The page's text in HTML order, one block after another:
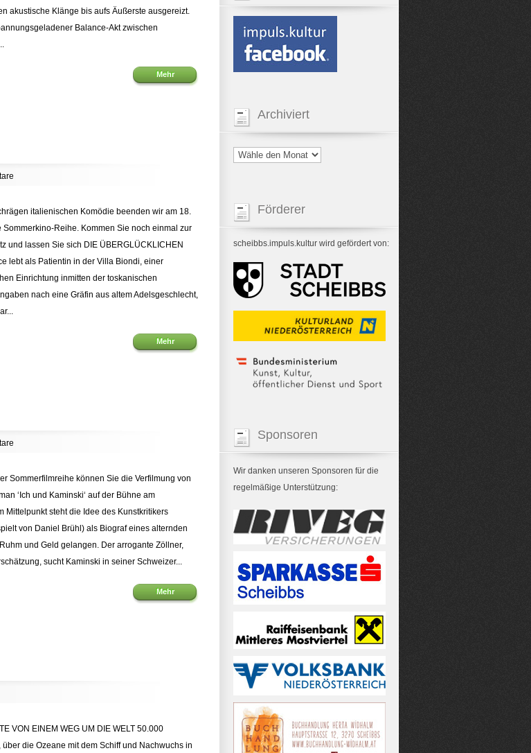
akustische Klänge bis aufs Äußerste ausgereizt.
Balance-Akt zwischen
Mehr
italienischen Komödie beenden wir am 18.
Reihe. Kommen Sie noch einmal zur
und lassen Sie sich DIE ÜBERGLÜCKLICHEN
lebt als Patientin in der Villa Biondi, einer
Einrichtung inmitten der toskanischen
nach eine Gräfin aus altem Adelsgeschlecht,
Mehr
Sommerfilmreihe können Sie die Verfilmung von
‘Ich und Kaminski‘ auf der Bühne am
Mittelpunkt steht die Idee des Kunstkritikers
von Daniel Brühl) als Biograf eines alternden
und Geld gelangen. Der arrogante Zöllner,
sucht Kaminski in seiner Schweizer...
Mehr
VON EINEM WEG UM DIE WELT 50.000
über die Ozeane mit dem Schiff und Nachwuchs in
Archiviert
Förderer
scheibbs.impuls.kultur wird gefördert von:
Sponsoren
Wir danken unseren Sponsoren für die
regelmäßige Unterstützung: